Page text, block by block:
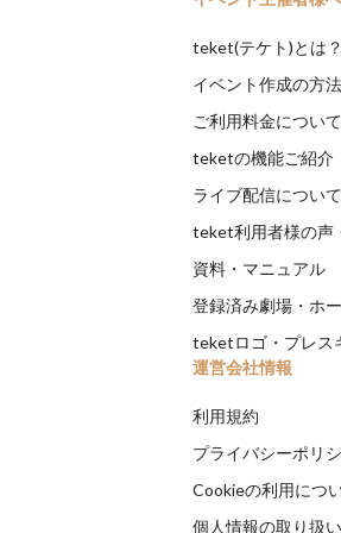
teket(テケト)とは？
イベント作成の方法
ご利用料金について
teketの機能ご紹介
ライブ配信について
teket利用者様の声
資料・マニュアル
登録済み劇場・ホ
teketロゴ・プレス
運営会社情報
利用規約
プライバシーポリ
Cookieの利用につ
個人情報の取り扱